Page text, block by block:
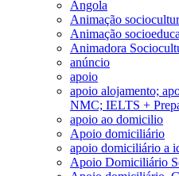
Angola
Animação
Animação
Animadora
anúncio
apoio
apoio alojamento;
NMC; IELTS +
apoio ao domicilio
Apoio domiciliário
apoio domiciliário a
Apoio Domiciliário